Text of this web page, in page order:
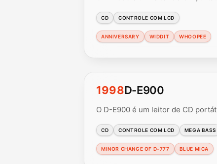
CD CONTROLE COM LCD
ANNIVERSARY WIDDIT WHOOPEE
1998D-E900
O D-E900 é um leitor de CD
CD CONTROLE COM LCD MEGA BASS
MINOR CHANGE OF D-777 BLUE MICA